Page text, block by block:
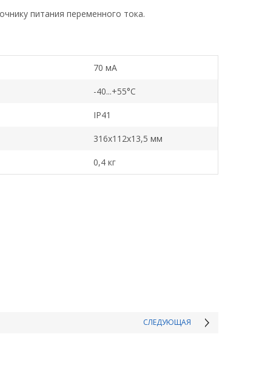
питания переменного тока.
70 мА
-40...+55°C
IP41
316х112х13,5 мм
0,4 кг
СЛЕДУЮЩАЯ